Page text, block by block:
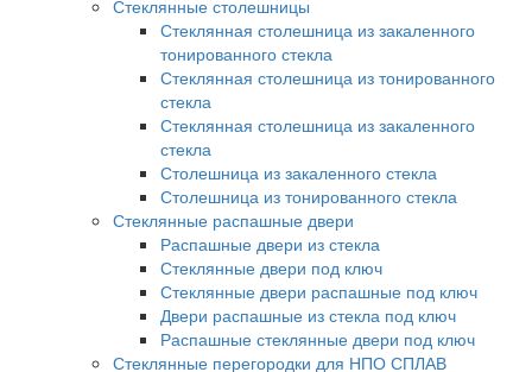
Стеклянные столешницы
Стеклянная столешница из закаленного
тонированного стекла
Стеклянная столешница из тонированного
стекла
Стеклянная столешница из закаленного
стекла
Столешница из закаленного стекла
Столешница из тонированного стекла
Стеклянные распашные двери
Распашные двери из стекла
Стеклянные двери под ключ
Стеклянные двери распашные под ключ
Двери распашные из стекла под ключ
Распашные стеклянные двери под ключ
Стеклянные перегородки для НПО СПЛАВ